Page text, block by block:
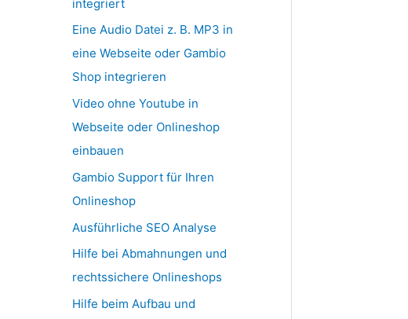
integriert
Eine Audio Datei z. B. MP3 in
eine Webseite oder Gambio
Shop integrieren
Video ohne Youtube in
Webseite oder Onlineshop
einbauen
Gambio Support für Ihren
Onlineshop
Ausführliche SEO Analyse
Hilfe bei Abmahnungen und
rechtssichere Onlineshops
Hilfe beim Aufbau und